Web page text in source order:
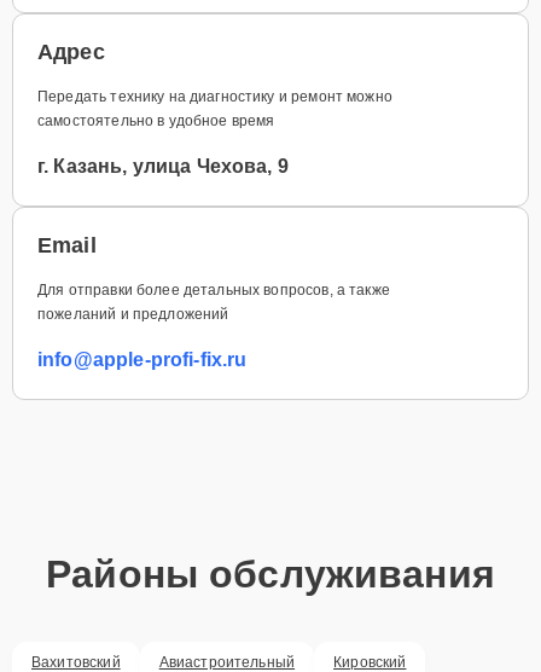
Адрес
Передать технику на диагностику и ремонт можно
самостоятельно в удобное время
г. Казань, улица Чехова, 9
Email
Для отправки более детальных вопросов, а также
пожеланий и предложений
info@apple-profi-fix.ru
Районы обслуживания
Вахитовский Авиастроительный Кировский